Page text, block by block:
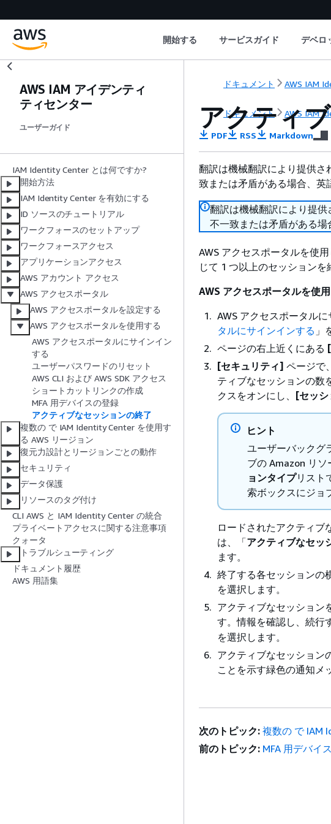
開始する サービスガイド デベロ
AWS IAM アイデンティ
ティセンター
ユーザーガイド
IAM Identity Center とは何ですか?
開始方法
IAM Identity Center を有効にする
ID ソースのチュートリアル
ワークフォースのセットアップ
ワークフォースアクセス
アプリケーションアクセス
AWS アカウント アクセス
AWS アクセスポータル
AWS アクセスポータルを設定する
AWS アクセスポータルを使用する
AWS アクセスポータルにサインイン
する
ユーザーパスワードのリセット
AWS CLI および AWS SDK アクセス
ショートカットリンクの作成
MFA 用デバイスの登録
アクティブなセッションの終了
複数の で IAM Identity Center を使用す
る AWS リージョン
復元力設計とリージョンごとの動作
セキュリティ
データ保護
リソースのタグ付け
CLI AWS と IAM Identity Center の統合
プライベートアクセスに関する注意事項
クォータ
トラブルシューティング
ドキュメント履歴
AWS 用語集
ドキュメント AWS IAM
ドキュメント AWS IAM
アクティ
PDF RSS Markdown
翻訳は機械翻訳により提供さ
致または矛盾がある場合、英
翻訳は機械翻訳により提供
不一致または矛盾がある場
AWS アクセスポータルを使
じて 1 つ以上のセッションを
AWS アクセスポータルを使
AWS アクセスポータル
タルにサインインする 」
ページの右上近くにある
[セキュリティ] ページで、
ティブなセッションの数
クスをオンにし、
[セッ
ヒント
ユーザーバックグ
ブの Amazon リソ
ョンタイプリスト
索ボックスにジョ
ロードされたアクティブ
は、「アクティブなセッ
ます。
終了する各セッションの
を選択します。
アクティブなセッション
す。情報を確認し、続行
を選択します。
アクティブなセッション
ことを示す緑色の通知メ
次のトピック: 複数の で IAM
前のトピック: MFA 用デバイ